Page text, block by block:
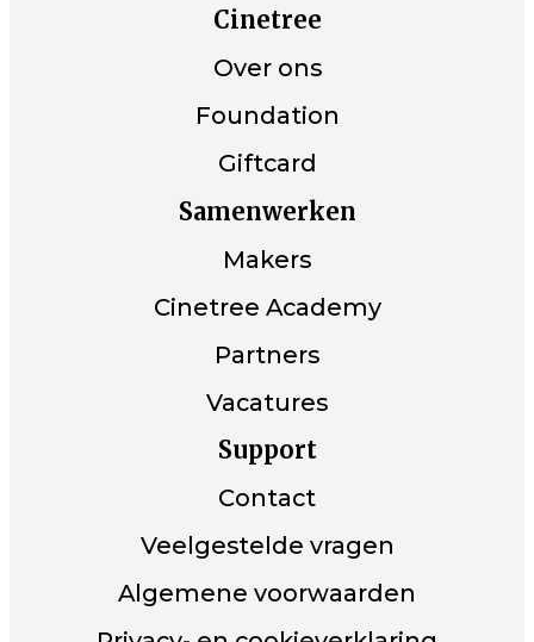
Cinetree
Over ons
Foundation
Giftcard
Samenwerken
Makers
Cinetree Academy
Partners
Vacatures
Support
Contact
Veelgestelde vragen
Algemene voorwaarden